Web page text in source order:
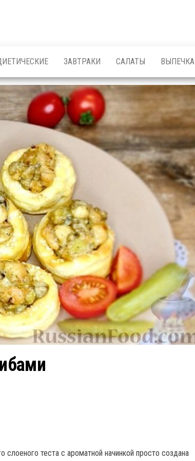
ЗАВТРАКИ САЛАТЫ ВЫПЕЧКА
слоеного теста с ароматной начинкой просто создана